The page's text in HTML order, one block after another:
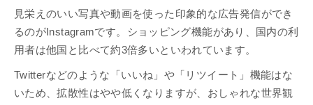
見栄えのいい写真や動画を使った印象的な広告発信ができ
るのがInstagramです。ショッピング機能があり、国内の利
用者は他国と比べて約3倍多いといわれています。
Twitterなどのような「いいね」や「リツイート」機能はな
いため、拡散性はやや低くなりますが、おしゃれな世界観